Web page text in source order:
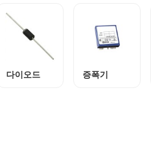
다이오드 증폭기